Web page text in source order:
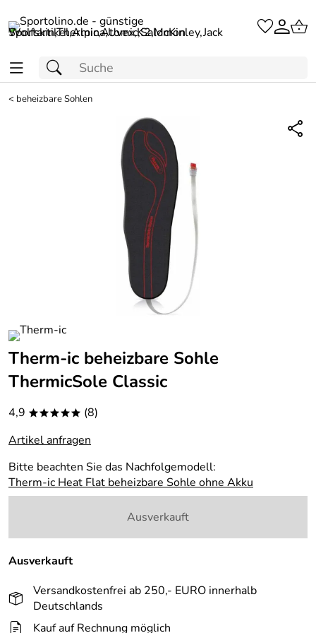
< beheizbare Sohlen
Therm-ic beheizbare Sohle
ThermicSole Classic
4,9 ***** (8)
Artikel anfragen
Bitte beachten Sie das Nachfolgemodell:
Therm-ic Heat Flat beheizbare Sohle ohne Akku
Ausverkauft
Ausverkauft
Versandkostenfrei ab 250,- EURO innerhalb
Deutschlands
Kauf auf Rechnung möglich